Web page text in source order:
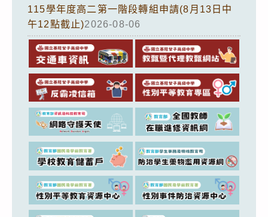
115學年度高二第一階段轉組申請(8月13日中
午12點截止)2026-08-06